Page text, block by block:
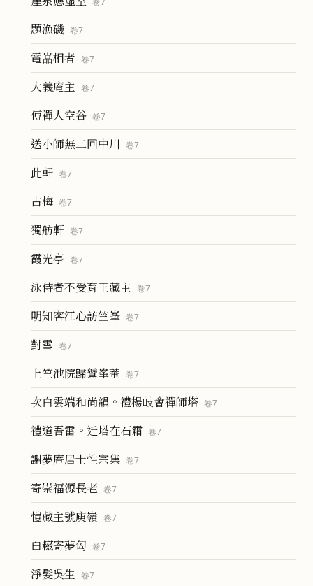
題漁磯 卷7
電嵓相者 卷7
大義庵主 卷7
傅禪人空谷 卷7
送小師無二回中川 卷7
此軒 卷7
古梅 卷7
獨舫軒 卷7
霞光亭 卷7
泳侍者不受育王藏主 卷7
明知客江心訪竺峯 卷7
對雪 卷7
上竺池院歸鷲峯菴 卷7
次白雲端和尚韻。禮楊岐會禪師塔 卷7
禮道吾雷。迁塔在石霜 卷7
謝夢庵居士性宗集 卷7
寄崇福源長老 卷7
愷藏主號庾嶺 卷7
白糍寄夢匃 卷7
淨髮吳生 卷7